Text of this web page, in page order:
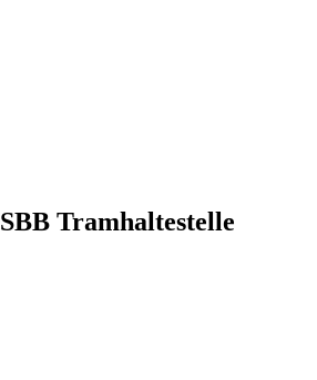
Tramhaltestelle